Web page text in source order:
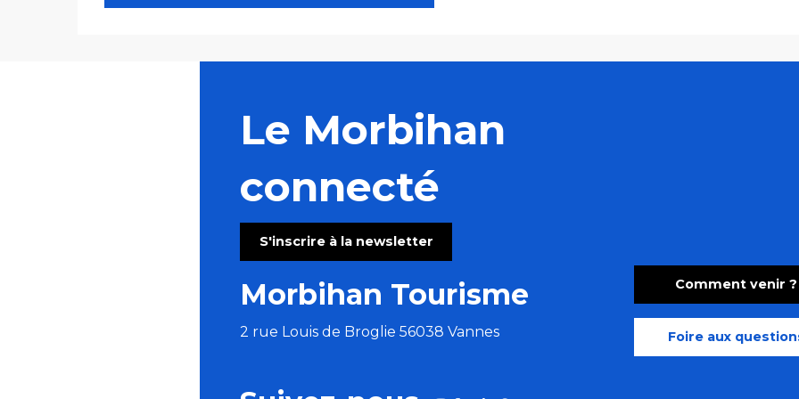
Le Morbihan
connecté
S'inscrire à la newsletter
Morbihan Tourisme
2 rue Louis de Broglie 56038 Vannes
Comment venir ?
Foire aux